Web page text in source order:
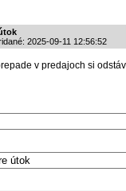
2025-09-11 12:56:52
v predajoch si